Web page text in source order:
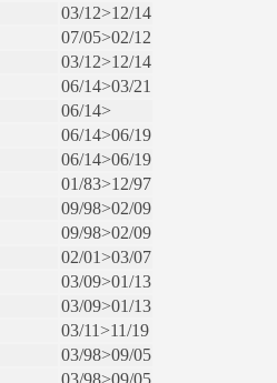
03/12>12/14
07/05>02/12
03/12>12/14
06/14>03/21
06/14>
06/14>06/19
06/14>06/19
01/83>12/97
09/98>02/09
09/98>02/09
02/01>03/07
03/09>01/13
03/09>01/13
03/11>11/19
03/98>09/05
03/98>09/05